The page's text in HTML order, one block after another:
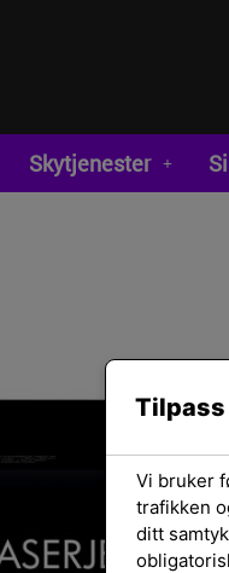
Skytjenester
Tilpass
Vi bruker
trafikken
ditt